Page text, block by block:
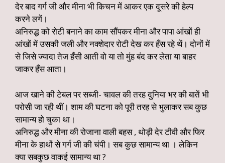
देर बाद गर्ग जी और मीना भी किचन में आकर एक दूसरे की हेल्प
करने लगें।
अनिरुद्ध को रोटी बनाने का काम सौंपकर मीना और पापा आंखों ही
आंखों में उसकी जली और नक्शेदार रोटी देख कर हँस रहे थें। दोनों में
से जिसे ज्यादा तेज हँसी आती वो या तो मुंह बंद कर लेता या बाहर
जाकर हँस आता।
आज खाने की टेबल पर सब्जी- चावल की तरह दुनिया भर की बातें भी
परोसी जा रही थीं। शाम की घटना को पूरी तरह से भुलाकर सब कुछ
सामान्य हो चुका था।
अनिरुद्ध और मीना की रोजाना वाली बहस , थोड़ी देर टीवी और फिर
मीना के हाथों से गर्ग जी की चंपी। सब कुछ सामान्य था । लेकिन
क्या सबकुछ वाकई सामान्य था ?